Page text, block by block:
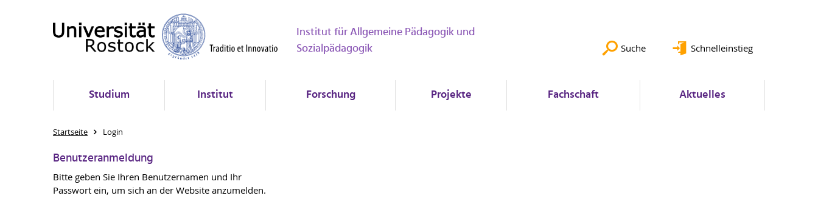
Institut für Allgemeine Pädagogik und
Sozialpädagogik
Suche Schnelleinstieg
Studium Institut Forschung Projekte Fachschaft Aktuelles
Startseite Login
Benutzeranmeldung
Bitte geben Sie Ihren Benutzernamen und Ihr
Passwort ein, um sich an der Website anzumelden.